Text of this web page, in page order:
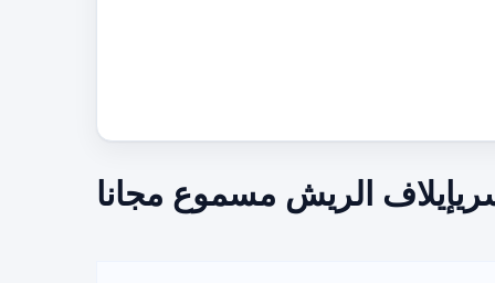
الريش مسموع مجانا